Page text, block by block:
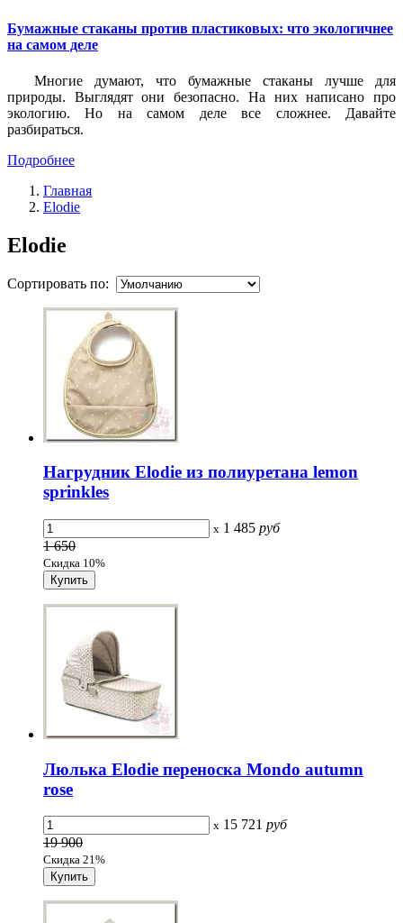
Бумажные стаканы против пластиковых: что экологичнее
на самом деле
Многие думают, что бумажные стаканы лучше для
природы. Выглядят они безопасно. На них написано про
экологию. Но на самом деле все сложнее. Давайте
разбираться.
Подробнее
Главная
Elodie
Elodie
Сортировать по:
Нагрудник Elodie из полиуретана lemon
sprinkles
x 1 485 руб
1 650
Скидка 10%
Люлька Elodie переноска Mondo autumn
rose
x 15 721 руб
19 900
Скидка 21%